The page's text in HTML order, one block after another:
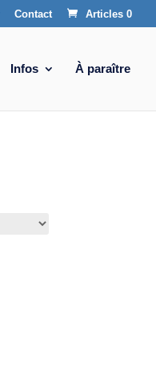
Contact Articles 0
Infos À paraître